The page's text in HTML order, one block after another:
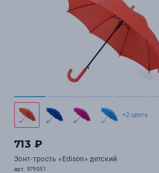
+2 цвета
713 ₽
Зонт-трость «Edison» детский
арт. 979051